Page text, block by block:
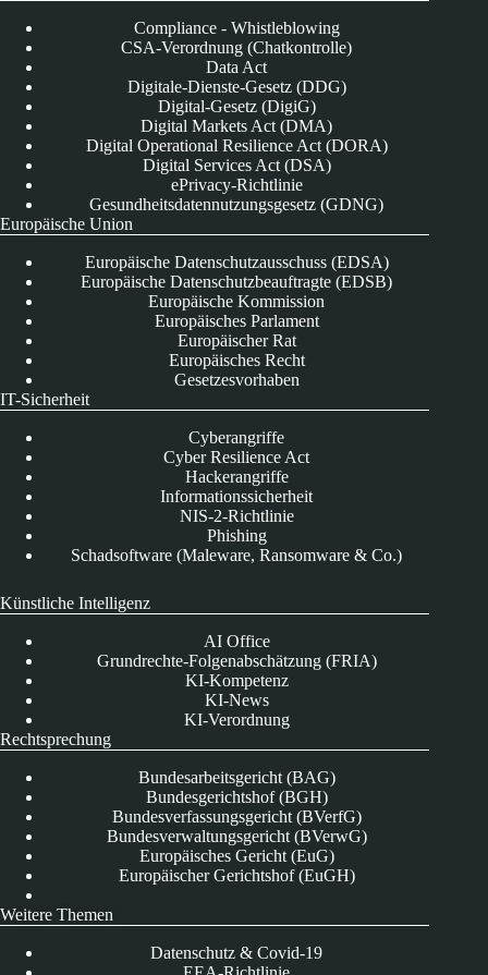
Compliance - Whistleblowing
CSA-Verordnung (Chatkontrolle)
Data Act
Digitale-Dienste-Gesetz (DDG)
Digital-Gesetz (DigiG)
Digital Markets Act (DMA)
Digital Operational Resilience Act (DORA)
Digital Services Act (DSA)
ePrivacy-Richtlinie
Gesundheitsdatennutzungsgesetz (GDNG)
Europäische Union
Europäische Datenschutzausschuss (EDSA)
Europäische Datenschutzbeauftragte (EDSB)
Europäische Kommission
Europäisches Parlament
Europäischer Rat
Europäisches Recht
Gesetzesvorhaben
IT-Sicherheit
Cyberangriffe
Cyber Resilience Act
Hackerangriffe
Informationssicherheit
NIS-2-Richtlinie
Phishing
Schadsoftware (Maleware, Ransomware & Co.)
Künstliche Intelligenz
AI Office
Grundrechte-Folgenabschätzung (FRIA)
KI-Kompetenz
KI-News
KI-Verordnung
Rechtsprechung
Bundesarbeitsgericht (BAG)
Bundesgerichtshof (BGH)
Bundesverfassungsgericht (BVerfG)
Bundesverwaltungsgericht (BVerwG)
Europäisches Gericht (EuG)
Europäischer Gerichtshof (EuGH)
Weitere Themen
Datenschutz & Covid-19